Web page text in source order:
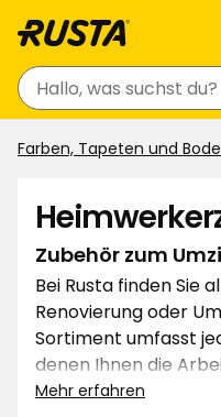
Suchen
Farben, Tapeten und
Zubehör zum
Bei Rusta finden Sie
Renovierung oder
Sortiment umfasst
denen Ihnen die
Hand geht. Ob
Mehr erfahren